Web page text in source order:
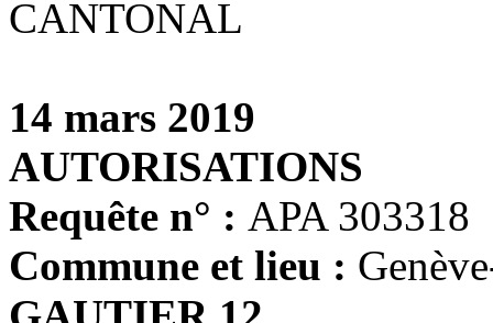
CANTONAL
14 mars 2019
AUTORISATIONS
Requête n° : APA 303318
Commune et lieu :